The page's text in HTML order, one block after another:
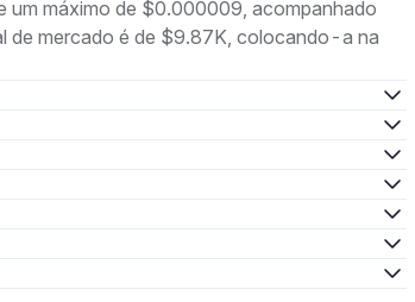
um máximo de $0.000009, acompanhado
de mercado é de $9.87K, colocando-a na